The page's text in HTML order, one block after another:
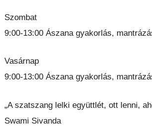
Szombat
9:00-13:00 Ászana gyakorlás,
Vasárnap
9:00-13:00 Ászana gyakorlás,
„A szatszang lelki együttlét, ott lenni,
Swami Sivanda